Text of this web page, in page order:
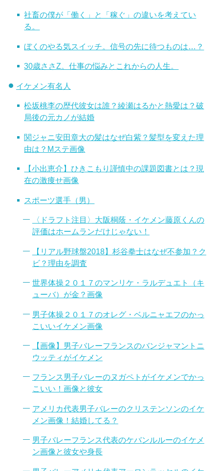
社畜の僕が「働く」と「稼ぐ」の違いを考えてい
る。
ぼくのやる気スイッチ。信号の先に待つものは…？
30歳ささZ。仕事の悩みとこれからの人生。
イケメン有名人
松坂桃李の歴代彼女は誰？綾瀬はるかと熱愛は？破
局後の元カノが結婚
関ジャニ安田章大の髪はなぜ白紫？髪型を変えた理
由は？Mステ画像
【小出恵介】ひきこもり謹慎中の課題図書とは？現
在の激痩せ画像
スポーツ選手（男）
〈ドラフト注目〉大阪桐蔭・イケメン藤原くんの
評価はホームランだけじゃない！
【リアル野球盤2018】杉谷拳士はなぜ不参加？ク
ビ？理由を調査
世界体操２０１７のマンリケ・ラルデュエト（キ
ューバ）が金？画像
男子体操２０１７のオレグ・ベルニャエフのかっ
こいいイケメン画像
【画像】男子バレーフランスのバンジャマントニ
ウッティがイケメン
フランス男子バレーのヌガペトがイケメンでかっ
こいい！画像と彼女
アメリカ代表男子バレーのクリステンソンのイケ
メン画像！結婚してる？
男子バレーフランス代表のケバンルルーのイケメ
ン画像と彼女や身長